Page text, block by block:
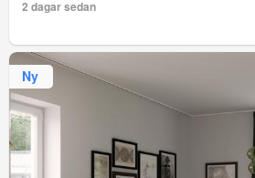
2 dagar sedan
Ny